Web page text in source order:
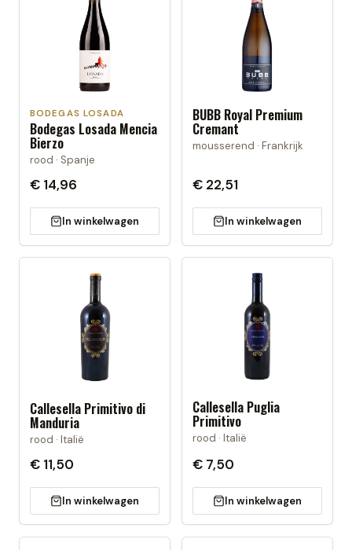
BODEGAS LOSADA
Bodegas Losada Mencia
Bierzo
rood · Spanje
€ 14,96
In winkelwagen
BUBB Royal Premium
Cremant
mousserend · Frankrijk
€ 22,51
In winkelwagen
Callesella Primitivo di
Manduria
rood · Italië
€ 11,50
In winkelwagen
Callesella Puglia
Primitivo
rood · Italië
€ 7,50
In winkelwagen